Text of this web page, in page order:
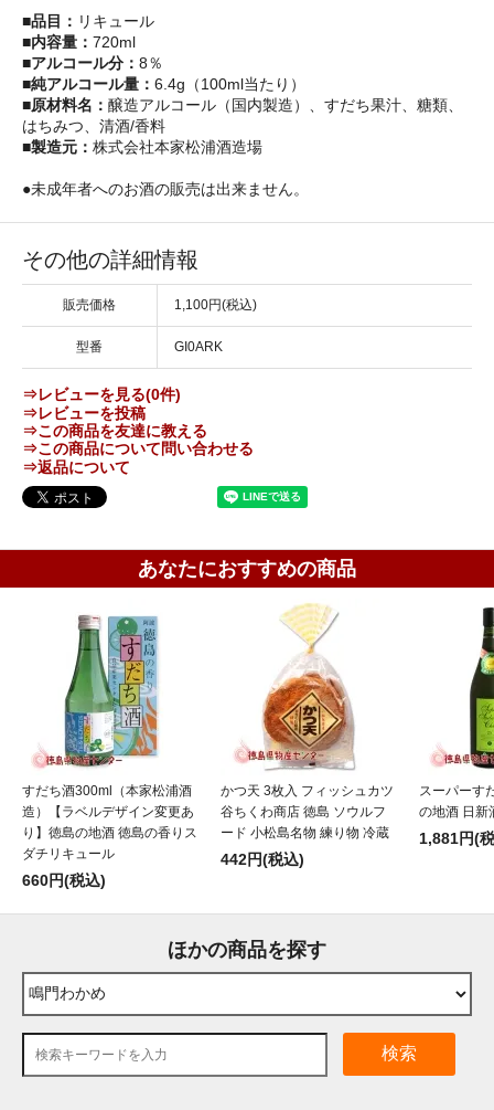
■品目： リキュール
■内容量： 720ml
■アルコール分： 8％
■純アルコール量： 6.4g（100ml当たり）
■原材料名： 醸造アルコール（国内製造）、すだち果汁、糖類、
はちみつ、清酒/香料
■製造元： 株式会社本家松浦酒造場
●未成年者へのお酒の販売は出来ません。
その他の詳細情報
販売価格 1,100円(税込)
型番 GI0ARK
⇒レビューを見る(0件)
⇒レビューを投稿
⇒この商品を友達に教える
⇒この商品について問い合わせる
⇒返品について
あなたにおすすめの商品
すだち酒300ml（本家松浦酒
造）【ラベルデザイン変更あ
り】徳島の地酒 徳島の香りス
ダチリキュール
660円(税込)
かつ天 3枚入 フィッシュカツ
谷ちくわ商店 徳島 ソウルフ
ード 小松島名物 練り物 冷蔵
442円(税込)
スーパーす
の地酒 日新
1,881円(
ほかの商品を探す
検索